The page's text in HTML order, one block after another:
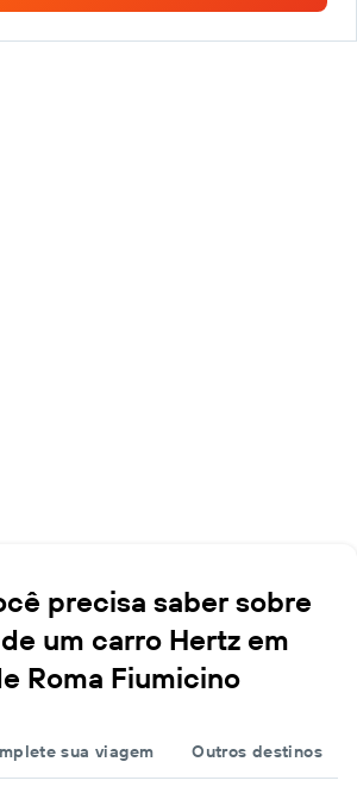
precisa saber sobre
um carro Hertz em
Roma Fiumicino
sua viagem Outros destinos